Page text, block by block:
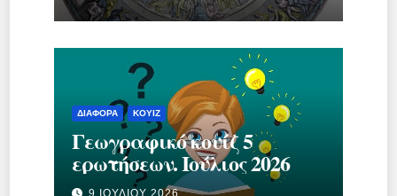
ΔΙΆΦΟΡΑ ΚΟΥΊΖ
Γεωγραφικό κουίζ 5
ερωτήσεων. Ιούλιος 2026